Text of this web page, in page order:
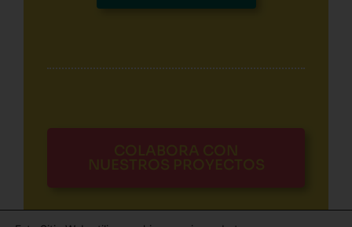
COLABORA CON
NUESTROS PROYECTOS